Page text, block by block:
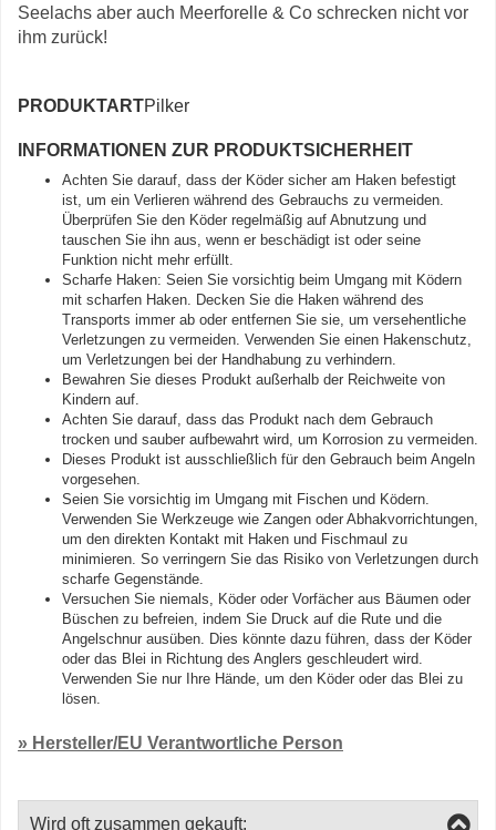
Seelachs aber auch Meerforelle & Co schrecken nicht vor
ihm zurück!
PRODUKTARTPilker
INFORMATIONEN ZUR PRODUKTSICHERHEIT
Achten Sie darauf, dass der Köder sicher am Haken befestigt
ist, um ein Verlieren während des Gebrauchs zu vermeiden.
Überprüfen Sie den Köder regelmäßig auf Abnutzung und
tauschen Sie ihn aus, wenn er beschädigt ist oder seine
Funktion nicht mehr erfüllt.
Scharfe Haken: Seien Sie vorsichtig beim Umgang mit Ködern
mit scharfen Haken. Decken Sie die Haken während des
Transports immer ab oder entfernen Sie sie, um versehentliche
Verletzungen zu vermeiden. Verwenden Sie einen Hakenschutz,
um Verletzungen bei der Handhabung zu verhindern.
Bewahren Sie dieses Produkt außerhalb der Reichweite von
Kindern auf.
Achten Sie darauf, dass das Produkt nach dem Gebrauch
trocken und sauber aufbewahrt wird, um Korrosion zu vermeiden.
Dieses Produkt ist ausschließlich für den Gebrauch beim Angeln
vorgesehen.
Seien Sie vorsichtig im Umgang mit Fischen und Ködern.
Verwenden Sie Werkzeuge wie Zangen oder Abhakvorrichtungen,
um den direkten Kontakt mit Haken und Fischmaul zu
minimieren. So verringern Sie das Risiko von Verletzungen durch
scharfe Gegenstände.
Versuchen Sie niemals, Köder oder Vorfächer aus Bäumen oder
Büschen zu befreien, indem Sie Druck auf die Rute und die
Angelschnur ausüben. Dies könnte dazu führen, dass der Köder
oder das Blei in Richtung des Anglers geschleudert wird.
Verwenden Sie nur Ihre Hände, um den Köder oder das Blei zu
lösen.
» Hersteller/EU Verantwortliche Person
Wird oft zusammen gekauft: